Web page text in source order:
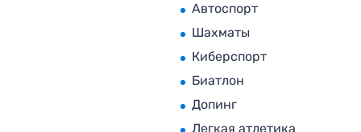
Автоспорт
Шахматы
Киберспорт
Биатлон
Допинг
Легкая атлетика